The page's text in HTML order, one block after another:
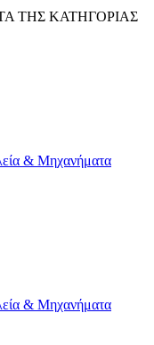
ΤΗΣ ΚΑΤΗΓΟΡΙΑΣ
& Μηχανήματα
& Μηχανήματα